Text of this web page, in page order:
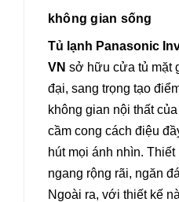
không gian sống
Tủ lạnh Panasonic
VN sở hữu cửa tủ mặt
đại, sang trọng tạo
không gian nội thất
cầm cong cách điệu
hút mọi ánh nhìn.
ngang rộng rãi, ngăn
Ngoài ra, với thiết kế